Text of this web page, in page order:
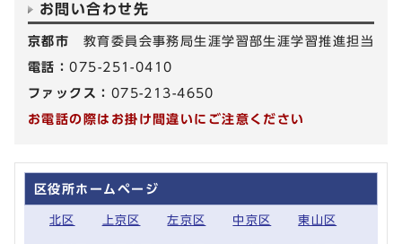
お問い合わせ先
京都市 教育委員会事務局生涯学習部生涯学習推進担当
電話：075-251-0410
ファックス： 075-213-4650
お電話の際はお掛け間違いにご注意ください
区役所ホームページ
北区 上京区 左京区 中京区 東山区